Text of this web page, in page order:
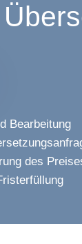
Bearbeitung
des